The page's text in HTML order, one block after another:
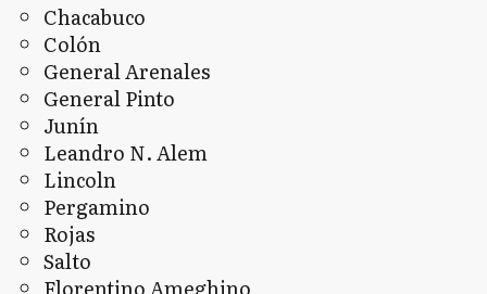
Chacabuco
Colón
General Arenales
General Pinto
Junín
Leandro N. Alem
Lincoln
Pergamino
Rojas
Salto
Florentino Ameghino